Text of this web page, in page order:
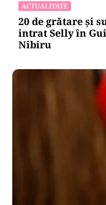
ACTUALITATE
20 de grătare și
intrat Selly în
Nibiru